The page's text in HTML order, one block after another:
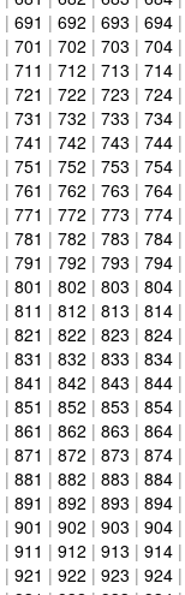
| 691 | 692 | 693 | 694 |
| 701 | 702 | 703 | 704 |
| 711 | 712 | 713 | 714 |
| 721 | 722 | 723 | 724 |
| 731 | 732 | 733 | 734 |
| 741 | 742 | 743 | 744 |
| 751 | 752 | 753 | 754 |
| 761 | 762 | 763 | 764 |
| 771 | 772 | 773 | 774 |
| 781 | 782 | 783 | 784 |
| 791 | 792 | 793 | 794 |
| 801 | 802 | 803 | 804 |
| 811 | 812 | 813 | 814 |
| 821 | 822 | 823 | 824 |
| 831 | 832 | 833 | 834 |
| 841 | 842 | 843 | 844 |
| 851 | 852 | 853 | 854 |
| 861 | 862 | 863 | 864 |
| 871 | 872 | 873 | 874 |
| 881 | 882 | 883 | 884 |
| 891 | 892 | 893 | 894 |
| 901 | 902 | 903 | 904 |
| 911 | 912 | 913 | 914 |
| 921 | 922 | 923 | 924 |